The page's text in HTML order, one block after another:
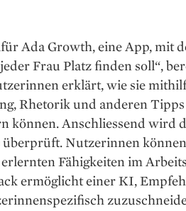
Ada Growth, eine App, mit
Frau Platz finden soll“,
erklärt, wie sie
Rhetorik und anderen
können. Anschliessend wird
Nutzerinnen
Fähigkeiten im
ermöglicht einer KI,